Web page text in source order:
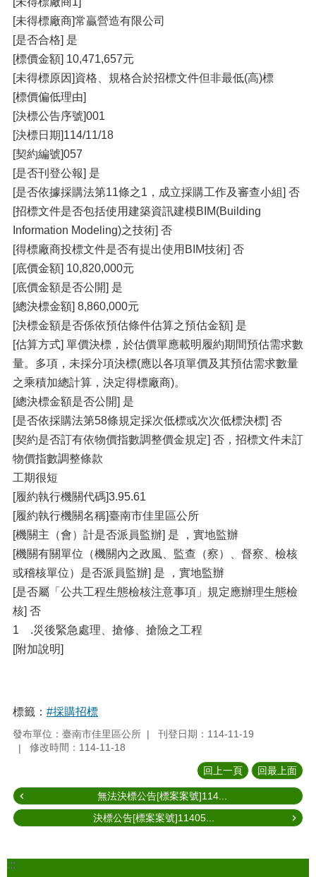
[未得標廠商]常贏營造有限公司
[是否合格] 是
[標價金額] 10,471,657元
[未得標原因]資格、規格合於招標文件但非最低(高)標
[標價偏低理由]
[決標公告序號]001
[決標日期]114/11/18
[契約編號]057
[是否刊登公報] 是
[是否依據採購法第11條之1，成立採購工作及審查小組] 否
[招標文件是否包括使用建築資訊建模BIM(Building
Information Modeling)之技術] 否
[得標廠商投標文件是否有提出使用BIM技術] 否
[底價金額] 10,820,000元
[底價金額是否公開] 是
[總決標金額] 8,860,000元
[決標金額是否係依預估條件估算之預估金額] 是
[估算方式] 單價決標，於估價單應載明履約期間預估需求數
量。多項，未採分項決標(應以各項單價及其預估需求數量
之乘積加總計算，決定得標廠商)。
[總決標金額是否公開] 是
[是否依採購法第58條規定採次低標或次次低標決標] 否
[契約是否訂有依物價指數調整價金規定] 否，招標文件未訂
物價指數調整條款
工期很短
[履約執行機關代碼]3.95.61
[履約執行機關名稱]臺南市佳里區公所
[機關主（會）計是否派員監辦] 是 ，實地監辦
[機關有關單位（機關內之政風、監查（察）、督察、檢核
或稽核單位）是否派員監辦] 是 ，實地監辦
[是否屬「公共工程生態檢核注意事項」規定應辦理生態檢
核] 否
1 .災後緊急處理、搶修、搶險之工程
[附加說明]
標籤： #採購招標
發布單位：臺南市佳里區公所
刊登日期：114-11-19
修改時間：114-11-18
回上一頁 回最上面
無法決標公告[標案案號]114...
決標公告[標案案號]11405...
:::